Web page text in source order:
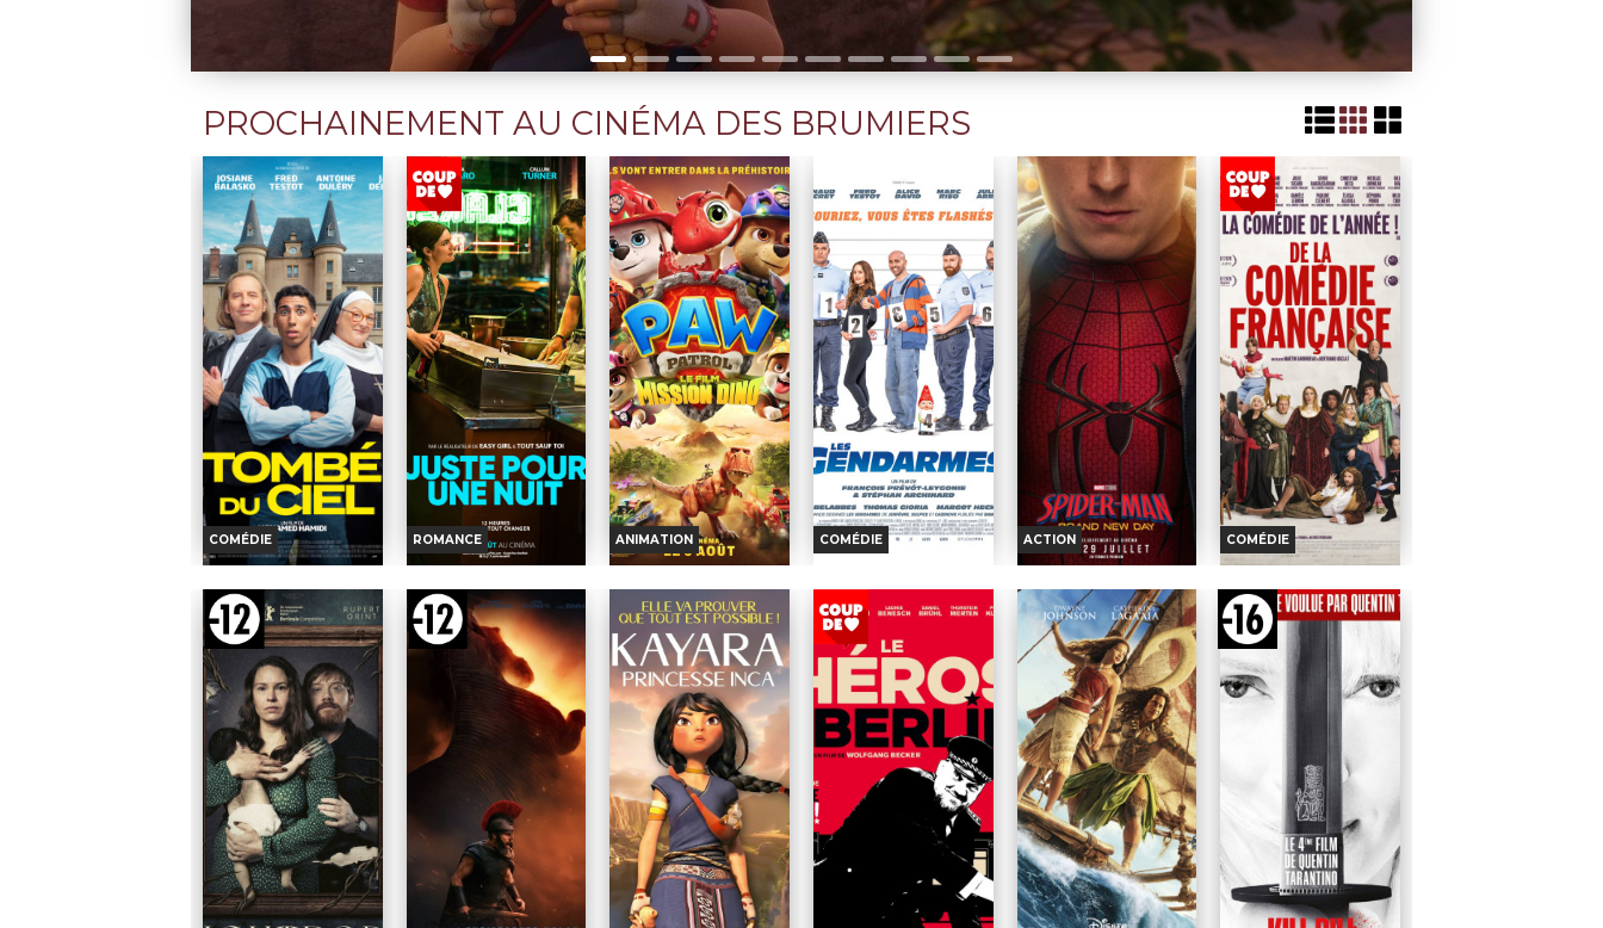
PROCHAINEMENT AU CINÉMA DES BRUMIERS
COMÉDIE
Horaires et Infos
Bande-annonce
TOUT PUBLIC
VF
TOUT
PUBLIC
Ilyès mène
une vie
joyeuse dans la banlieue de
Roubaix. Seul problème : le
bac. Après avoir échoué
deux fois, c’est sa dernière
chance de l’avoir...
Réalisation :Mohamed
Hamidi
Acteurs :Ilyes Djadel,
ROMANCE
NUIT
Horaires et Infos
Bande-annonce
TOUT PUBLIC
VF
Un homme
et une
femme se démènent pour
trouver quelqu'un avec qui
coucher la seule nuit de
l'année où les relations
sexuelles avant le mariage
sont...
Réalisation :
Will Gluck
ANIMATION
: LE FILM MISSION
DINO
Horaires et Infos
Bande-annonce
TOUT PUBLIC
VF
TOUT
PUBLIC
Lorsqu’une
mystérieuse
tempête surprend leur
navire, la Pat’ Patrouille
s’échoue sur une île
tropicale encore
inexplorée… et peuplée de
dinosaures...
COMÉDIE
Horaires et Infos
Bande-annonce
TOUT PUBLIC
VF
TOUT
PUBLIC
Toute la
brigade de
gendarmerie de Charnay-
Lès-Mâcon (71) se prépare à
l’annuelle Grande Fête des
Jardins. Mais l’arrivée d’un
jeune stagiaire...
Réalisation :
François
Prévôt-Leygonie, Stéphan
Archinard
ACTION
NEW DAY
Horaires et Infos
Bande-annonce
TOUT PUBLIC
VF
VOST
TOUT
PUBLIC
Quatre ans se
sont écoulés,
Peter, désormais adulte, vit
seul, s'est volontairement
effacé de la vie et des
souvenirs de ses proches.
Luttant contre...
Réalisation :Destin Daniel
Cretton
COMÉDIE
FRANÇAISE
Horaires et Infos
Bande-annonce
PUBLIC
Dans 3
heures, Nina
dévoile sa première mise
en scène à la Comédie-
Française. Mais dans
l’agitation des dernières
répétitions, rien ne se
passe...
Réalisation :Martin